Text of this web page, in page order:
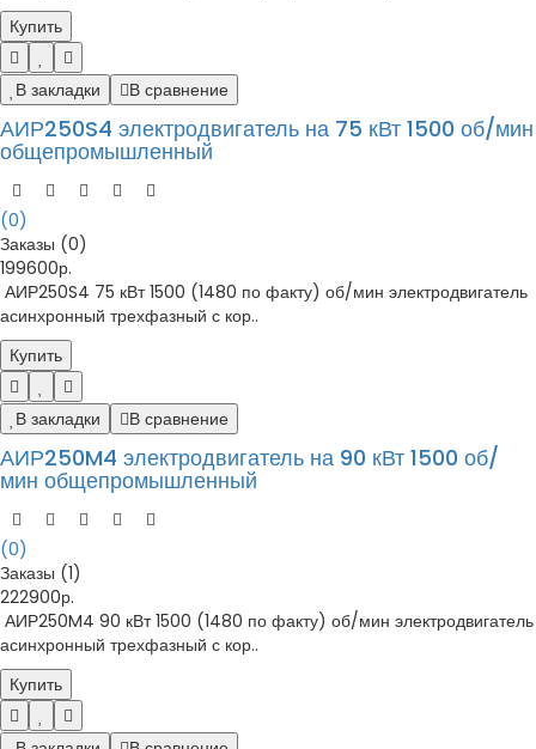
Купить
В закладки В сравнение
АИР250S4 электродвигатель на 75 кВт 1500 об/мин
общепромышленный
(0)
Заказы (0)
199600р.
АИР250S4 75 кВт 1500 (1480 по факту) об/мин электродвигатель
асинхронный трехфазный с кор..
Купить
В закладки В сравнение
АИР250M4 электродвигатель на 90 кВт 1500 об/
мин общепромышленный
(0)
Заказы (1)
222900р.
АИР250M4 90 кВт 1500 (1480 по факту) об/мин электродвигатель
асинхронный трехфазный с кор..
Купить